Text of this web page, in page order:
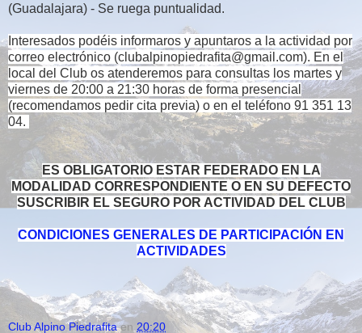
(Guadalajara) - Se ruega puntualidad.
Interesados podéis informaros y apuntaros a la actividad por
correo electrónico (clubalpinopiedrafita@gmail.com). En el
local del Club os atenderemos para consultas los martes y
viernes de 20:00 a 21:30 horas de forma presencial
(recomendamos pedir cita previa) o en el teléfono 91 351 13
04.
ES OBLIGATORIO ESTAR FEDERADO EN LA
MODALIDAD CORRESPONDIENTE O EN SU DEFECTO
SUSCRIBIR EL SEGURO POR ACTIVIDAD DEL CLUB
CONDICIONES GENERALES DE PARTICIPACIÓN EN
ACTIVIDADES
Club Alpino Piedrafita en 20:20